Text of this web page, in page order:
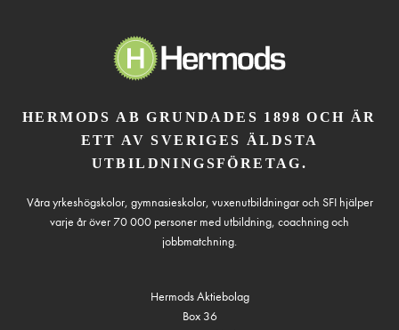
HERMODS AB GRUNDADES 1898 OCH ÄR
ETT AV SVERIGES ÄLDSTA
UTBILDNINGSFÖRETAG.
Våra yrkeshögskolor, gymnasieskolor, vuxenutbildningar och SFI hjälper
varje år över 70 000 personer med utbildning, coachning och
jobbmatchning.
Hermods Aktiebolag
Box 36